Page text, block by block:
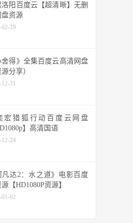
洛阳百度云【超清晰】无删
盘资源
02-19
舍得》全集百度云高清网盘
源分享）
12-31
宏猎狐行动百度云网盘
】高清国语
12-24
凡达2：水之道》电影百度
【HD1080P资源】
01-02